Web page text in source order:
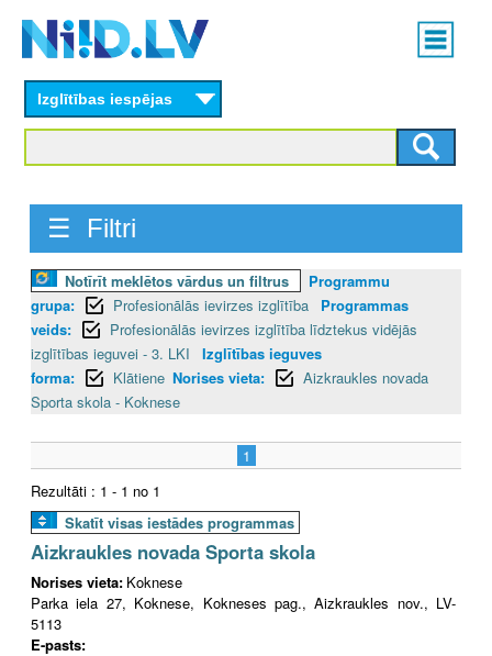
content
Main
menu
Izglītības iespējas
☰ Filtri
Notīrīt meklētos vārdus un filtrus
Programmu
grupa:
Profesionālās ievirzes izglītība
Programmas
veids:
Profesionālās ievirzes izglītība līdztekus vidējās
izglītības ieguvei - 3. LKI
Izglītības ieguves
forma:
Klātiene Norises vieta:
Aizkraukles novada
Sporta skola - Koknese
1
Rezultāti : 1 - 1 no 1
Skatīt visas iestādes programmas
Aizkraukles novada Sporta skola
Norises vieta: Koknese
Parka iela 27, Koknese, Kokneses pag., Aizkraukles nov., LV-
5113
E-pasts: